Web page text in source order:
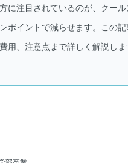
注目されているのが、クー
ポイントで減らせます。この
、注意点まで詳しく解説しま